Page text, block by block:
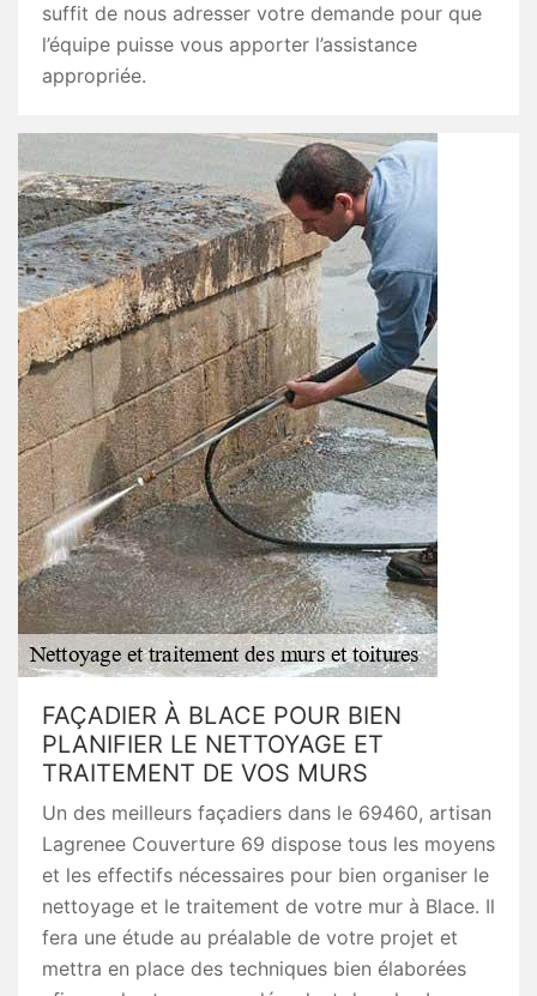
suffit de nous adresser votre demande pour que
l’équipe puisse vous apporter l’assistance
appropriée.
FAÇADIER À BLACE POUR BIEN
PLANIFIER LE NETTOYAGE ET
TRAITEMENT DE VOS MURS
Un des meilleurs façadiers dans le 69460, artisan
Lagrenee Couverture 69 dispose tous les moyens
et les effectifs nécessaires pour bien organiser le
nettoyage et le traitement de votre mur à Blace. Il
fera une étude au préalable de votre projet et
mettra en place des techniques bien élaborées